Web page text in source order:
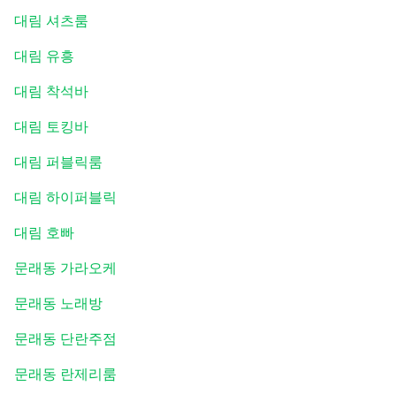
대림 셔츠룸
대림 유흥
대림 착석바
대림 토킹바
대림 퍼블릭룸
대림 하이퍼블릭
대림 호빠
문래동 가라오케
문래동 노래방
문래동 단란주점
문래동 란제리룸